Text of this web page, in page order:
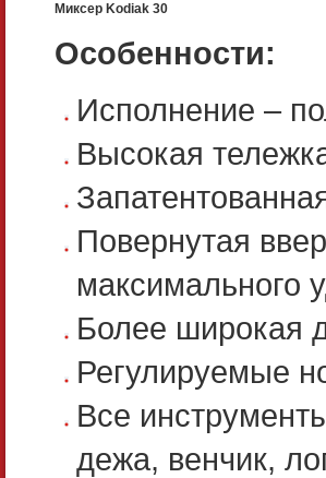
Миксер Kodiak 30
Особенности:
Исполнение –
Высокая
Повернутая
максимального
Более широкая
Регулируемые
Все
дежа, венчик,